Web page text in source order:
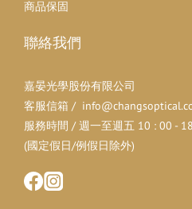
商品保固
聯絡我們
嘉晏光學股份有限公司
客服信箱 /
服務時間 / 週一至週五 10 : 00 -
(國定假日/例假日除外)